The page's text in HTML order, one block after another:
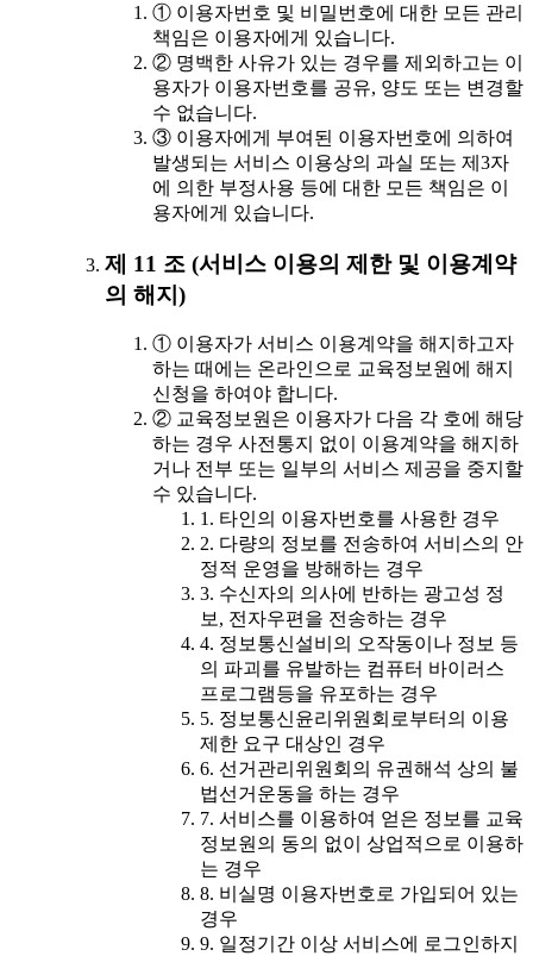
① 이용자번호 및 비밀번호에 대한 모든 관리
책임은 이용자에게 있습니다.
② 명백한 사유가 있는 경우를 제외하고는 이
용자가 이용자번호를 공유, 양도 또는 변경할
수 없습니다.
③ 이용자에게 부여된 이용자번호에 의하여
발생되는 서비스 이용상의 과실 또는 제3자
에 의한 부정사용 등에 대한 모든 책임은 이
용자에게 있습니다.
제 11 조 (서비스 이용의 제한 및 이용계약
의 해지)
① 이용자가 서비스 이용계약을 해지하고자
하는 때에는 온라인으로 교육정보원에 해지
신청을 하여야 합니다.
② 교육정보원은 이용자가 다음 각 호에 해당
하는 경우 사전통지 없이 이용계약을 해지하
거나 전부 또는 일부의 서비스 제공을 중지할
수 있습니다.
1. 타인의 이용자번호를 사용한 경우
2. 다량의 정보를 전송하여 서비스의 안
정적 운영을 방해하는 경우
3. 수신자의 의사에 반하는 광고성 정
보, 전자우편을 전송하는 경우
4. 정보통신설비의 오작동이나 정보 등
의 파괴를 유발하는 컴퓨터 바이러스
프로그램등을 유포하는 경우
5. 정보통신윤리위원회로부터의 이용
제한 요구 대상인 경우
6. 선거관리위원회의 유권해석 상의 불
법선거운동을 하는 경우
7. 서비스를 이용하여 얻은 정보를 교육
정보원의 동의 없이 상업적으로 이용하
는 경우
8. 비실명 이용자번호로 가입되어 있는
경우
9. 일정기간 이상 서비스에 로그인하지